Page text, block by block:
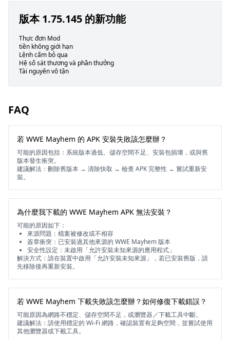
版本 1.75.145 的新功能
Thực đơn Mod
tiền không giới hạn
Lệnh cấm bỏ qua
Hệ số sát thương và phần thưởng
Tài nguyên vô tận
FAQ
若 WWE Mayhem 的 APK 安裝失敗該怎麼辦？
可能的原因包括：系統版本過低、儲存空間不足、安裝包損壞，或與舊
版本發生衝突。
建議解法：刪除舊版本 → 清除快取 → 檢查 APK 完整性 → 嘗試重新安
裝。
為什麼我下載的 WWE Mayhem APK 無法安裝？
可能的原因如下：
來源問題：檔案被修改或不相容
簽章衝突：已安裝過其他來源的 WWE Mayhem 版本
安全性設定：未啟用「允許安裝未知來源的應用程式」
解決方式：請在裝置中啟用「允許安裝未知來源」，若已安裝舊版，請
先移除後再重新安裝。
若 WWE Mayhem 下載失敗該怎麼辦？如何修復下載錯誤？
可能原因為網路不穩定、儲存空間不足，或瀏覽器／下載工具中斷。
建議解法：請使用穩定的 Wi-Fi 網路，確認裝置有足夠空間，並嘗試使用
其他瀏覽器或下載工具。